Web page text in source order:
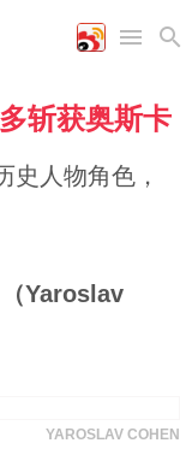
斩获奥斯卡
史人物角色，
Yaroslav
YAROSLAV COHEN